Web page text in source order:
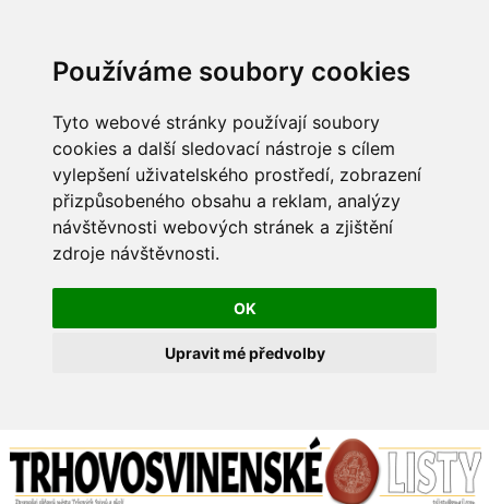
Používáme soubory cookies
Tyto webové stránky používají soubory
cookies a další sledovací nástroje s cílem
vylepšení uživatelského prostředí, zobrazení
přizpůsobeného obsahu a reklam, analýzy
návštěvnosti webových stránek a zjištění
zdroje návštěvnosti.
OK
Upravit mé předvolby